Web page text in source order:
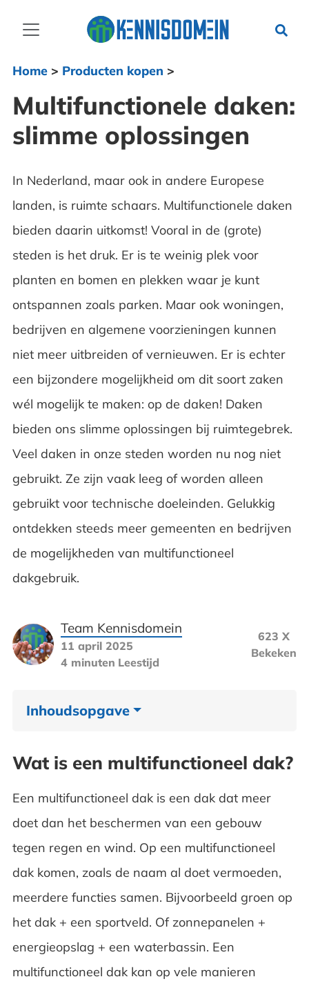
Home> Producten kopen >
Multifunctionele daken:
slimme oplossingen
In Nederland, maar ook in andere Europese
landen, is ruimte schaars. Multifunctionele daken
bieden daarin uitkomst! Vooral in de (grote)
steden is het druk. Er is te weinig plek voor
planten en bomen en plekken waar je kunt
ontspannen zoals parken. Maar ook woningen,
bedrijven en algemene voorzieningen kunnen
niet meer uitbreiden of vernieuwen. Er is echter
een bijzondere mogelijkheid om dit soort zaken
wél mogelijk te maken: op de daken! Daken
bieden ons slimme oplossingen bij ruimtegebrek.
Veel daken in onze steden worden nu nog niet
gebruikt. Ze zijn vaak leeg of worden alleen
gebruikt voor technische doeleinden. Gelukkig
ontdekken steeds meer gemeenten en bedrijven
de mogelijkheden van multifunctioneel
dakgebruik.
Team Kennisdomein
11 april 2025
4 minuten Leestijd
623 X
Bekeken
Inhoudsopgave
belangrijk
Het realiseren van multifunctionele daken
Wat is een multifunctioneel dak?
Een multifunctioneel dak is een dak dat meer
doet dan het beschermen van een gebouw
tegen regen en wind. Op een multifunctioneel
dak komen, zoals de naam al doet vermoeden,
meerdere functies samen. Bijvoorbeeld groen op
het dak + een sportveld. Of zonnepanelen +
energieopslag + een waterbassin. Een
multifunctioneel dak kan op vele manieren